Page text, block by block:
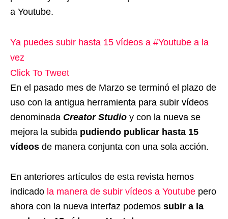
a Youtube.
Ya puedes subir hasta 15 vídeos a #Youtube a la
vez
Click To Tweet
En el pasado mes de Marzo se terminó el plazo de
uso con la antigua herramienta para subir vídeos
denominada Creator Studio y con la nueva se
mejora la subida pudiendo publicar hasta 15
vídeos de manera conjunta con una sola acción.
En anteriores artículos de esta revista hemos
indicado la manera de subir vídeos a Youtube pero
ahora con la nueva interfaz podemos subir a la